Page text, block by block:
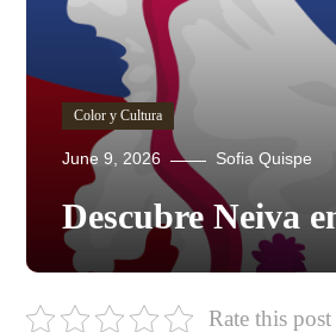
Color y Cultura
June 9, 2026 Sofia Quispe
Descubre Neiva
Rate this post